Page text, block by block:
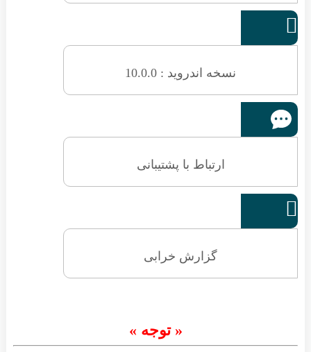

نسخه اندروید : 10.0.0
ارتباط با پشتیبانی

گزارش خرابی
« توجه »